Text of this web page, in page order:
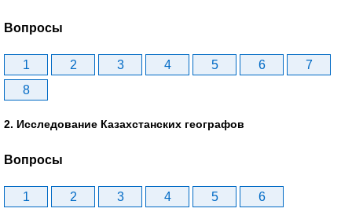
Вопросы
1 2 3 4 5 6
7
8
2. Исследование Казахстанских географов
Вопросы
1 2 3 4 5 6